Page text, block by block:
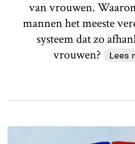
van vrouwen.
mannen het meeste
systeem dat zo
vrouwen?
Lees